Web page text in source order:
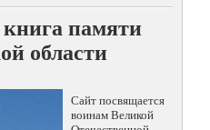
памяти
области
Сайт посвящается
воинам Великой